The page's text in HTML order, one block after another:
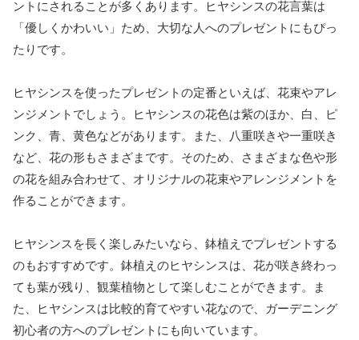
ントにされることが多くあります。ヒヤシンスの花言葉は
「優しくかわいい」ため、大切な人へのプレゼントにもぴっ
たりです。
ヒヤシンスを使ったプレゼントの定番といえば、花束やアレ
ンジメントでしょう。ヒヤシンスの花色は紫のほか、白、ピ
ンク、青、黄色などがあります。また、八重咲きや一重咲き
など、花の形もさまざまです。そのため、さまざまな色や形
の花を組み合わせて、オリジナルの花束やアレンジメントを
作ることができます。
ヒヤシンスを長く楽しみたいなら、鉢植えでプレゼントする
のもおすすめです。鉢植えのヒヤシンスは、花が咲き終わっ
ても葉が残り、観葉植物として楽しむことができます。ま
た、ヒヤシンスは比較的育てやすい花なので、ガーデニング
初心者の方へのプレゼントにも向いています。